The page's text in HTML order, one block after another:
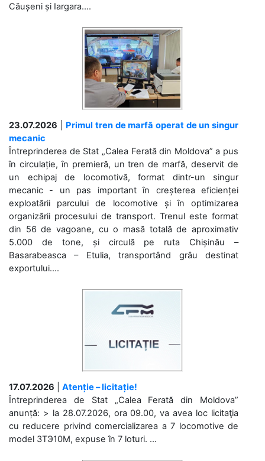
Căușeni și Iargara....
23.07.2026
Primul tren de marfă operat de un singur
mecanic
Întreprinderea de Stat „Calea Ferată din Moldova” a pus
în circulație, în premieră, un tren de marfă, deservit de
un echipaj de locomotivă, format dintr-un singur
mecanic - un pas important în creșterea eficienței
exploatării parcului de locomotive și în optimizarea
organizării procesului de transport. Trenul este format
din 56 de vagoane, cu o masă totală de aproximativ
5.000 de tone, și circulă pe ruta Chișinău –
Basarabeasca – Etulia, transportând grâu destinat
exportului....
17.07.2026
Atenție – licitație!
Întreprinderea de Stat „Calea Ferată din Moldova”
anunță: > la 28.07.2026, ora 09.00, va avea loc licitaţia
cu reducere privind comercializarea a 7 locomotive de
model 3ТЭ10М, expuse în 7 loturi. ...